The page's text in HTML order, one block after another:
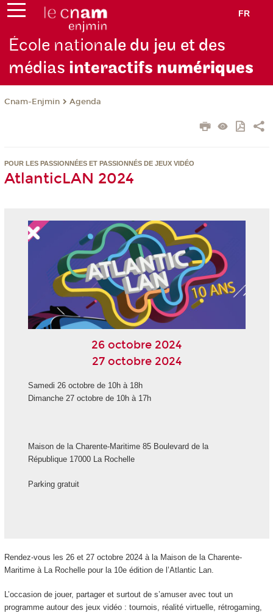
FR
École nationale du jeu et des
médias interactifs numériques
Cnam-Enjmin Agenda
POUR LES PASSIONNÉES ET PASSIONNÉS DE JEUX VIDÉO
AtlanticLAN 2024
26 octobre 2024
27 octobre 2024
Samedi 26 octobre de 10h à 18h
Dimanche 27 octobre de 10h à 17h
Maison de la Charente-Maritime 85 Boulevard de la
République 17000 La Rochelle
Parking gratuit
Rendez-vous les 26 et 27 octobre 2024 à la Maison de la Charente-
Maritime à La Rochelle pour la 10eédition de l’Atlantic Lan.
L’occasion de jouer, partager et surtout de s’amuser avec tout un
programme autour des jeux vidéo : tournois, réalité virtuelle, rétrogaming,